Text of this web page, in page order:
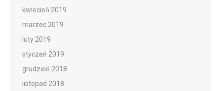
kwiecień 2019
marzec 2019
luty 2019
styczeń 2019
grudzień 2018
listopad 2018